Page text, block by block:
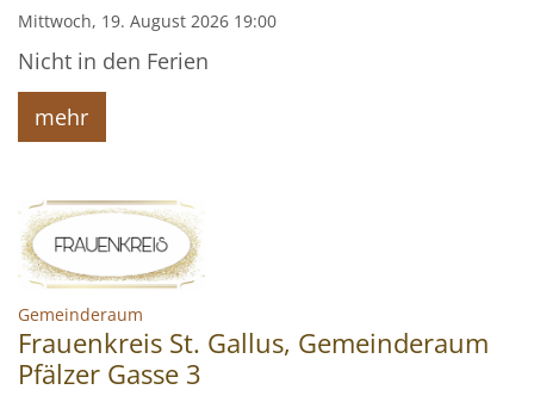
Mittwoch, 19. August 2026 19:00
Nicht in den Ferien
mehr
Gemeinderaum
Frauenkreis St. Gallus, Gemeinderaum
Pfälzer Gasse 3